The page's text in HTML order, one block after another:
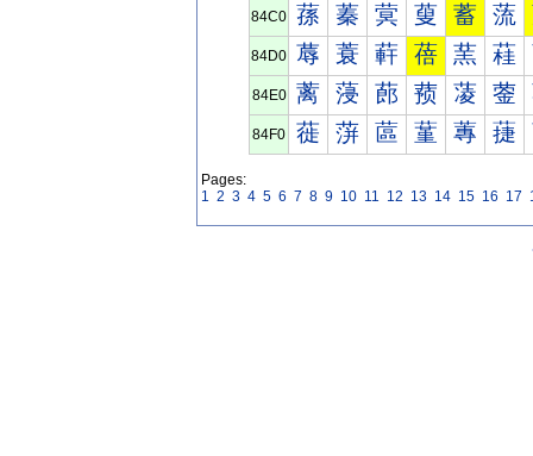
84C0 蓀 蓁 蓂 蓃 蓄 蓅
84D0 蓐 蓑 蓒 蓓 蓔 蓕
84E0 蓠 蓡 蓢 蓣 蓤 蓥
84F0 蓰 蓱 蓲 蓳 蓴 蓵
Pages:
1 2 3 4 5 6 7 8 9 10 11 12 13 14 15 16 17